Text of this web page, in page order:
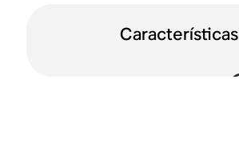
Características